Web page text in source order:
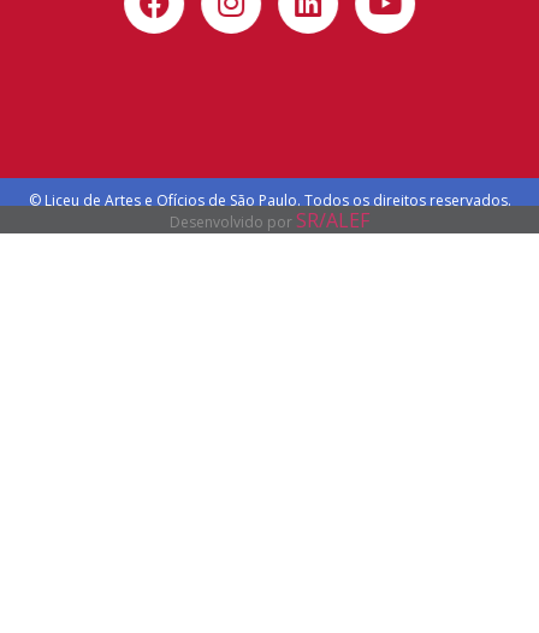
© Liceu de Artes e Ofícios de São Paulo. Todos os direitos reservados.
Desenvolvido por SR/ALEF